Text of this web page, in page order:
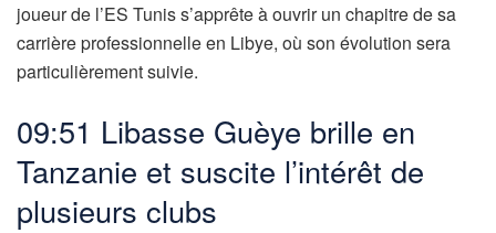
joueur de l’ES Tunis s’apprête à ouvrir un chapitre de sa
carrière professionnelle en Libye, où son évolution sera
particulièrement suivie.
09:51 Libasse Guèye brille en
Tanzanie et suscite l’intérêt de
plusieurs clubs